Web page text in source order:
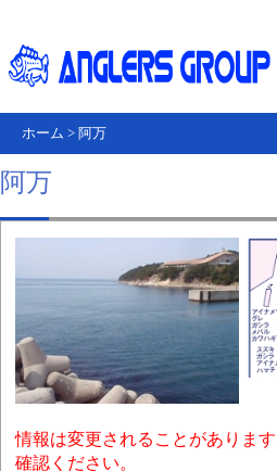
ホーム > 阿万
阿万
情報は変更されることがありま
確認ください。